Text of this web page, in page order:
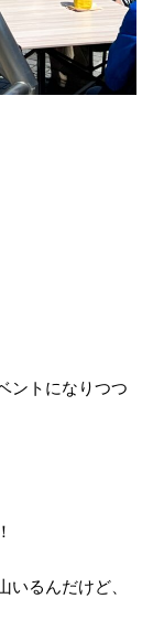
ントになりつつ
るんだけど、